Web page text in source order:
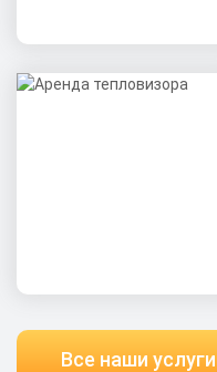
Все наши услуги